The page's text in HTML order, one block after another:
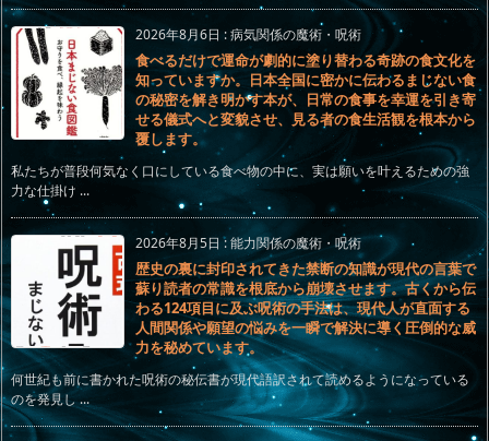
2026年8月6日 :病気関係の魔術・呪術
食べるだけで運命が劇的に塗り替わる奇跡の食文化を
知っていますか。日本全国に密かに伝わるまじない食
の秘密を解き明かす本が、日常の食事を幸運を引き寄
せる儀式へと変貌させ、見る者の食生活観を根本から
覆します。
私たちが普段何気なく口にしている食べ物の中に、実は願いを叶えるための強
力な仕掛け ...
2026年8月5日 :能力関係の魔術・呪術
歴史の裏に封印されてきた禁断の知識が現代の言葉で
蘇り読者の常識を根底から崩壊させます。古くから伝
わる124項目に及ぶ呪術の手法は、現代人が直面する
人間関係や願望の悩みを一瞬で解決に導く圧倒的な威
力を秘めています。
何世紀も前に書かれた呪術の秘伝書が現代語訳されて読めるようになっている
のを発見し ...